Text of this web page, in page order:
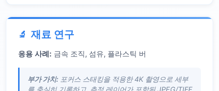
재료 연구
응용 사례: 금속 조직, 섬유, 플라스틱 버
부가 가치: 포커스 스태킹을 적용한 4K 촬영으로 세부
를 충실히 기록하고, 측정 레이어가 포함된 JPEG/TIFF